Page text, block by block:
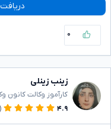
۰
زینب زینلی
کارآموز وکالت کانون
۴.۹